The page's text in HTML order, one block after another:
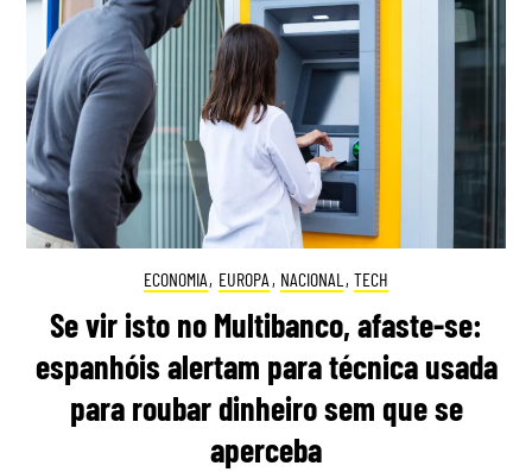
ECONOMIA, EUROPA , NACIONAL , TECH
Se vir isto no Multibanco, afaste-se:
espanhóis alertam para técnica usada
para roubar dinheiro sem que se
aperceba